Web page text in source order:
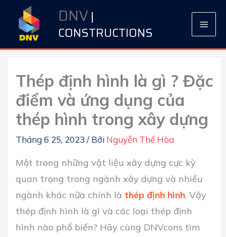
DNV|
CONSTRUCTIONS
Thép định hình là gì ? Đặc
điểm và ứng dụng của
thép hình trong xây dựng
Tháng 6 25, 2023 / Bởi Nguyễn Thế Hòa
Một trong những vật liệu xây dựng cực kỳ
quan trọng trong ngành xây dựng và nhiều
ngành khác nữa chính là thép định hình. Vậy
thép định hình là gì và các loại thép định
hình nào phổ biến? Hãy cùng DNVcons tìm